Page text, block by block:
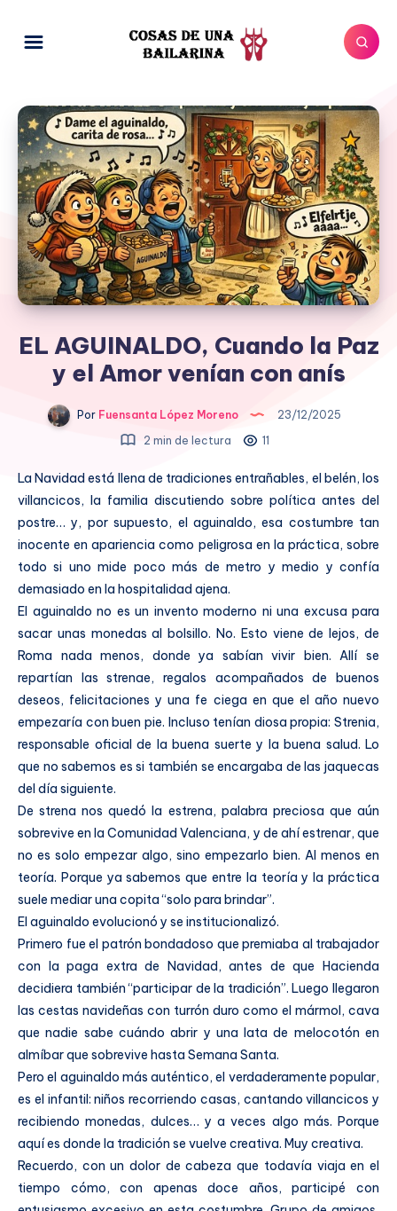
EL AGUINALDO, Cuando la Paz
y el Amor venían con anís
PorFuensanta López Moreno
23/12/2025
2 min de lectura
11
La Navidad está llena de tradiciones entrañables, el belén, los
villancicos, la familia discutiendo sobre política antes del
postre… y, por supuesto, el aguinaldo, esa costumbre tan
inocente en apariencia como peligrosa en la práctica, sobre
todo si uno mide poco más de metro y medio y confía
demasiado en la hospitalidad ajena.
El aguinaldo no es un invento moderno ni una excusa para
sacar unas monedas al bolsillo. No. Esto viene de lejos, de
Roma nada menos, donde ya sabían vivir bien. Allí se
repartían las strenae, regalos acompañados de buenos
deseos, felicitaciones y una fe ciega en que el año nuevo
empezaría con buen pie. Incluso tenían diosa propia: Strenia,
responsable oficial de la buena suerte y la buena salud. Lo
que no sabemos es si también se encargaba de las jaquecas
del día siguiente.
De strena nos quedó la estrena, palabra preciosa que aún
sobrevive en la Comunidad Valenciana, y de ahí estrenar, que
no es solo empezar algo, sino empezarlo bien. Al menos en
teoría. Porque ya sabemos que entre la teoría y la práctica
suele mediar una copita “solo para brindar”.
El aguinaldo evolucionó y se institucionalizó.
Primero fue el patrón bondadoso que premiaba al trabajador
con la paga extra de Navidad, antes de que Hacienda
decidiera también “participar de la tradición”. Luego llegaron
las cestas navideñas con turrón duro como el mármol, cava
que nadie sabe cuándo abrir y una lata de melocotón en
almíbar que sobrevive hasta Semana Santa.
Pero el aguinaldo más auténtico, el verdaderamente popular,
es el infantil: niños recorriendo casas, cantando villancicos y
recibiendo monedas, dulces… y a veces algo más. Porque
aquí es donde la tradición se vuelve creativa. Muy creativa.
Recuerdo, con un dolor de cabeza que todavía viaja en el
tiempo cómo, con apenas doce años, participé con